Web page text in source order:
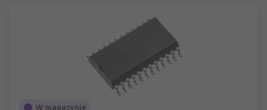
W magazynie